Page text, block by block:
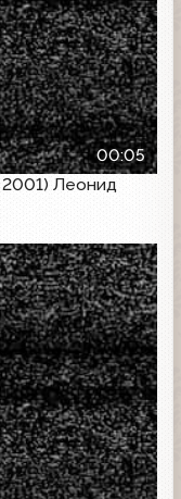
00:05
2001) Леонид